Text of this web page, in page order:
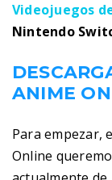
Videojuegos
Nintendo
ANIME
Para empezar,
Online